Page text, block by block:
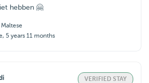
hebben 🤗
Maltese
5 years 11 months
VERIFIED STAY